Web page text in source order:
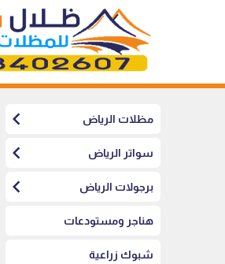
مظلات الرياض chevron_left
سواتر الرياض chevron_left
برجولات الرياض chevron_left
هناجر ومستودعات
شبوك زراعية